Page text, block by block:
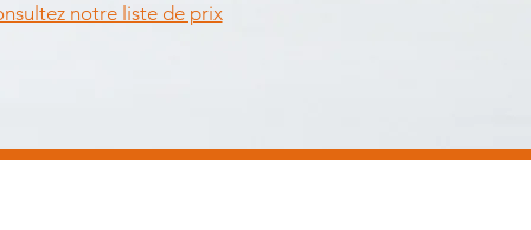
notre liste de prix